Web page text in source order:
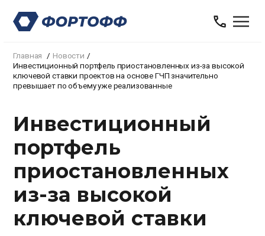
Главная
Новости
Инвестиционный портфель приостановленных из-за высокой
ключевой ставки проектов на основе ГЧП значительно
превышает по объему уже реализованные
Инвестиционный
портфель
приостановленных
из-за высокой
ключевой ставки